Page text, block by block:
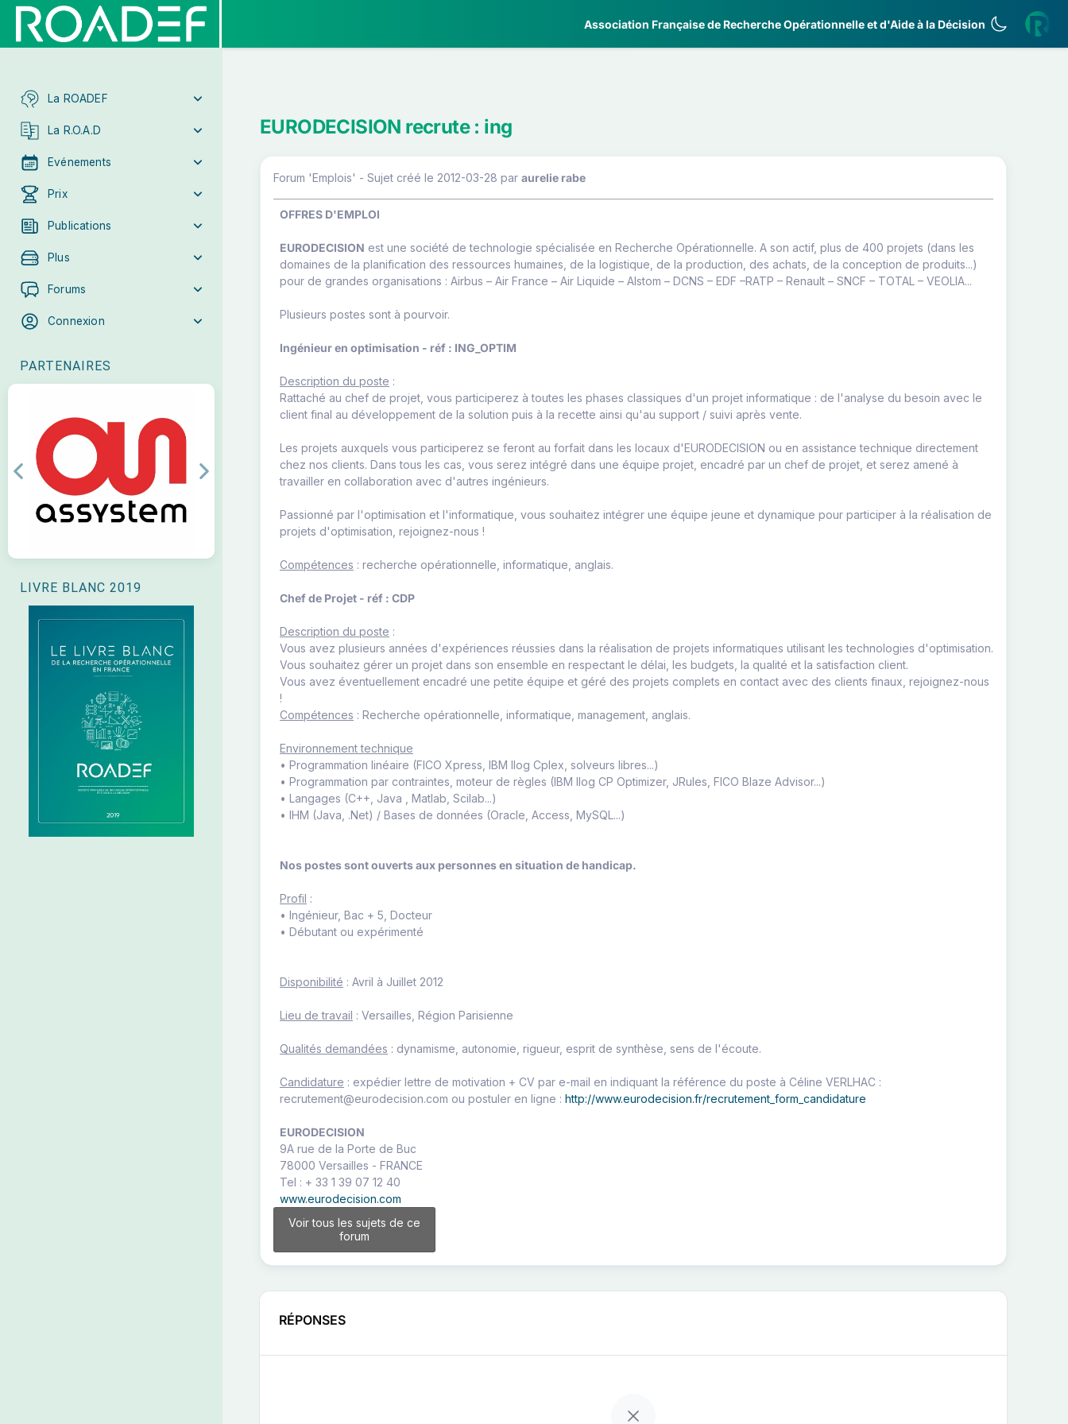
La ROADEF
La R.O.A.D
Evénements
Prix
Publications
Plus
Forums
Connexion
PARTENAIRES
Previous Next
LIVRE BLANC 2019
Association Française de Recherche Opérationnelle et d'Aide à la Décision
EURODECISION recrute : ing
Forum 'Emplois' - Sujet créé le 2012-03-28 par aurelie rabe
OFFRES D'EMPLOI
EURODECISION est une société de technologie spécialisée en Recherche Opérationnelle. A son actif, plus de 400 projets (dans les
domaines de la planification des ressources humaines, de la logistique, de la production, des achats, de la conception de produits...)
pour de grandes organisations : Airbus – Air France – Air Liquide – Alstom – DCNS – EDF –RATP – Renault – SNCF – TOTAL – VEOLIA...
Plusieurs postes sont à pourvoir.
Ingénieur en optimisation - réf : ING_OPTIM
Description du poste :
Rattaché au chef de projet, vous participerez à toutes les phases classiques d'un projet informatique : de l'analyse du besoin avec le
client final au développement de la solution puis à la recette ainsi qu'au support / suivi après vente.
Les projets auxquels vous participerez se feront au forfait dans les locaux d'EURODECISION ou en assistance technique directement
chez nos clients. Dans tous les cas, vous serez intégré dans une équipe projet, encadré par un chef de projet, et serez amené à
travailler en collaboration avec d'autres ingénieurs.
Passionné par l'optimisation et l'informatique, vous souhaitez intégrer une équipe jeune et dynamique pour participer à la réalisation de
projets d'optimisation, rejoignez-nous !
Compétences : recherche opérationnelle, informatique, anglais.
Chef de Projet - réf : CDP
Description du poste :
Vous avez plusieurs années d'expériences réussies dans la réalisation de projets informatiques utilisant les technologies d'optimisation.
Vous souhaitez gérer un projet dans son ensemble en respectant le délai, les budgets, la qualité et la satisfaction client.
Vous avez éventuellement encadré une petite équipe et géré des projets complets en contact avec des clients finaux, rejoignez-nous
!
Compétences : Recherche opérationnelle, informatique, management, anglais.
Environnement technique
• Programmation linéaire (FICO Xpress, IBM Ilog Cplex, solveurs libres...)
• Programmation par contraintes, moteur de règles (IBM Ilog CP Optimizer, JRules, FICO Blaze Advisor...)
• Langages (C++, Java , Matlab, Scilab...)
• IHM (Java, .Net) / Bases de données (Oracle, Access, MySQL...)
Nos postes sont ouverts aux personnes en situation de handicap.
Profil :
• Ingénieur, Bac + 5, Docteur
• Débutant ou expérimenté
Disponibilité : Avril à Juillet 2012
Lieu de travail : Versailles, Région Parisienne
Qualités demandées : dynamisme, autonomie, rigueur, esprit de synthèse, sens de l'écoute.
Candidature : expédier lettre de motivation + CV par e-mail en indiquant la référence du poste à Céline VERLHAC :
recrutement@eurodecision.com ou postuler en ligne : http://www.eurodecision.fr/recrutement_form_candidature
EURODECISION
9A rue de la Porte de Buc
78000 Versailles - FRANCE
Tel : + 33 1 39 07 12 40
www.eurodecision.com
Voir tous les sujets de ce
forum
RÉPONSES